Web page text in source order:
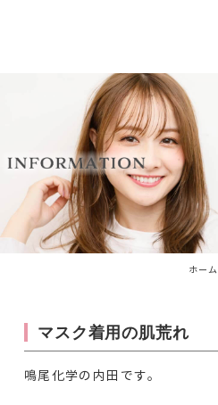
ホーム
マスク着用の肌荒れ
鳴尾化学の内田です。